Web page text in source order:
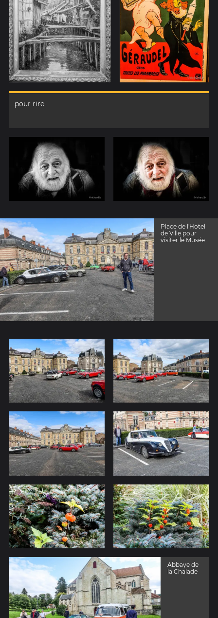
pour rire
Place de l'Hotel
de Ville pour
visiter le Musée
Abbaye de
la Chalade